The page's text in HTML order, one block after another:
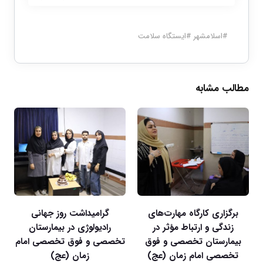
#اسلامشهر#ایستگاه سلامت
مطالب مشابه
برگزاری کارگاه مهارت‌های
زندگی و ارتباط مؤثر در
بیمارستان تخصصی و فوق
تخصصی امام زمان (عج)
گرامیداشت روز جهانی
رادیولوژی در بیمارستان
تخصصی و فوق تخصصی امام
زمان (عج)